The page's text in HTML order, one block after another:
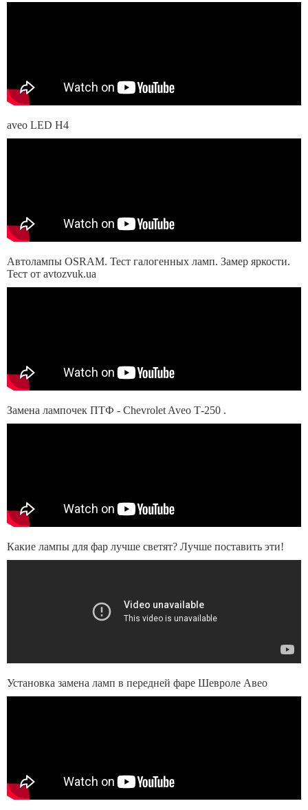
aveo LED H4
Автолампы OSRAM. Тест галогенных ламп. Замер яркости.
Тест от avtozvuk.ua
Замена лампочек ПТФ - Chevrolet Aveo Т-250 .
Какие лампы для фар лучше светят? Лучше поставить эти!
Установка замена ламп в передней фаре Шевроле Авео